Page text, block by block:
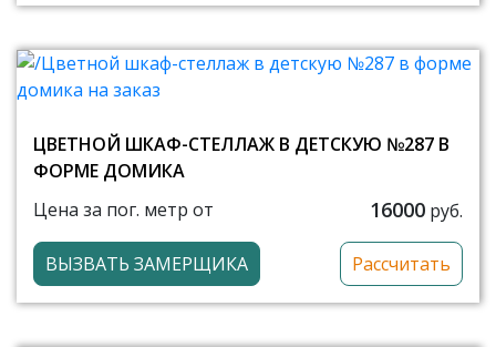
ЦВЕТНОЙ ШКАФ-СТЕЛЛАЖ В ДЕТСКУЮ №287 В
ФОРМЕ ДОМИКА
Цена за пог. метр от
16000 руб.
ВЫЗВАТЬ ЗАМЕРЩИКА Рассчитать